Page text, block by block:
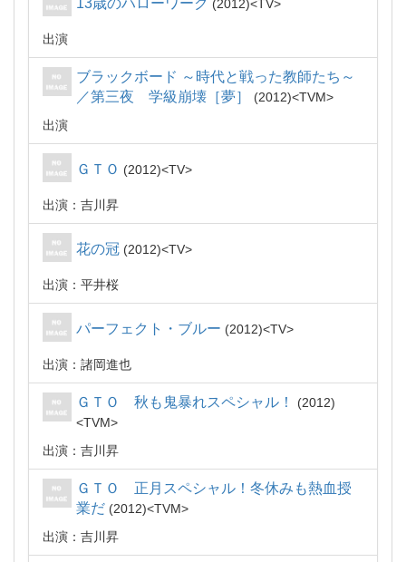
13歳のハローワーク 2012 TV
出演
ブラックボード ～時代と戦った教師たち～
／第三夜 学級崩壊［夢］
2012
TVM
出演
ＧＴＯ 2012 TV
出演：吉川昇
花の冠 2012 TV
出演：平井桜
パーフェクト・ブルー 2012 TV
出演：諸岡進也
ＧＴＯ 秋も鬼暴れスペシャル！
2012
TVM
出演：吉川昇
ＧＴＯ 正月スペシャル！冬休みも熱血授
業だ
2012
TVM
出演：吉川昇